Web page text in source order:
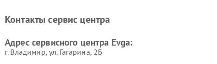
Контакты сервис центра
Адрес сервисного центра Evga:
г. Владимир, ул. Гагарина, 2Б